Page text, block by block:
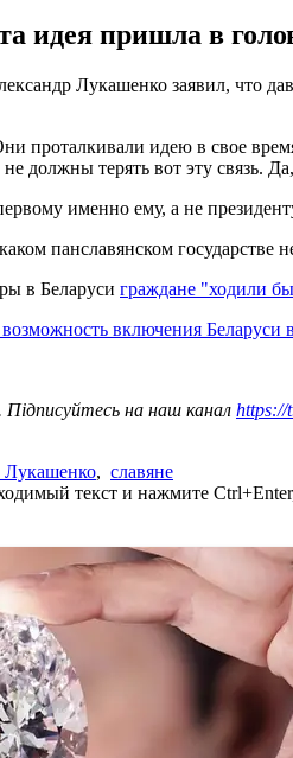
идея пришла в
Лукашенко заявил, что
проталкивали идею в свое
должны терять вот эту связь.
именно ему, а не
панславянском государстве
в Беларуси граждане "ходили
возможность включения Беларуси
Підписуйтесь на наш канал https://
Лукашенко, славяне
текст и нажмите